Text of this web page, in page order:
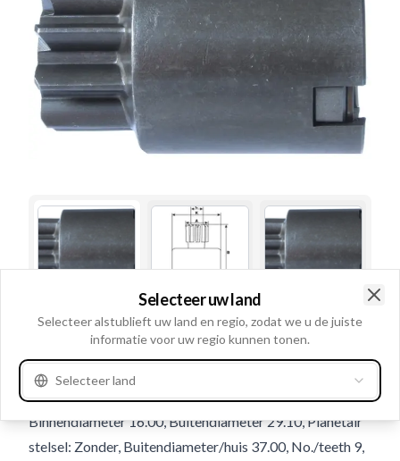
Gebruiksnummer130449
Details en beschrijving
Spiebanen intern 4, Draairichting Linksom,
Binnendiameter 16.00, Buitendiameter 29.10, Planetair
stelsel: Zonder, Buitendiameter/huis 37.00, No./teeth 9,
Selecteer uw land
Selecteer alstublieft uw land en regio, zodat we u de juiste
informatie voor uw regio kunnen tonen.
Selecteer land